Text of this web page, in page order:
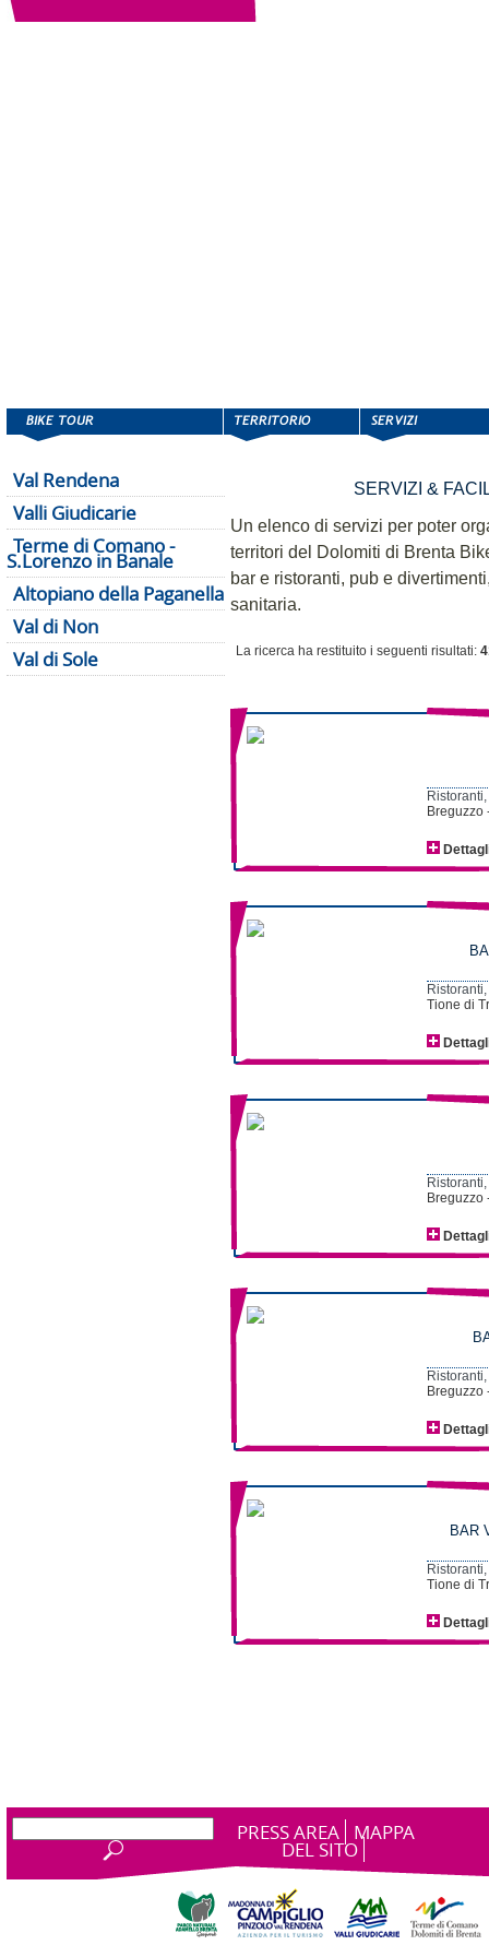
Val Rendena
Valli Giudicarie
Terme di Comano -
S.Lorenzo in Banale
Altopiano della Paganella
Val di Non
Val di Sole
SERVIZI &
Un elenco di servizi per poter
territori del Dolomiti di Brenta
bar e ristoranti, pub e
sanitaria.
La ricerca ha restituito i seguenti risultati:
Breguzzo
Tione di
Breguzzo
Breguzzo
BAR
Tione di
PRESS AREA MAPPA
DEL SITO